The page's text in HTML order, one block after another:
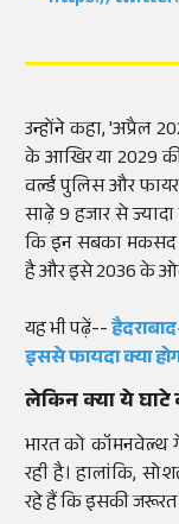
उन्होंने कहा, 'अप्रैल
के आखिर या 2029
वर्ल्ड पुलिस और
साढ़े 9 हजार से
कि इन सबका मकसद
है और इसे 2036 के
यह भी पढ़ें--
इससे फायदा क्या
लेकिन क्या ये घाटे
भारत को कॉमनवेल्थ
रही है। हालांकि,
रहे हैं कि इसकी जरूरत